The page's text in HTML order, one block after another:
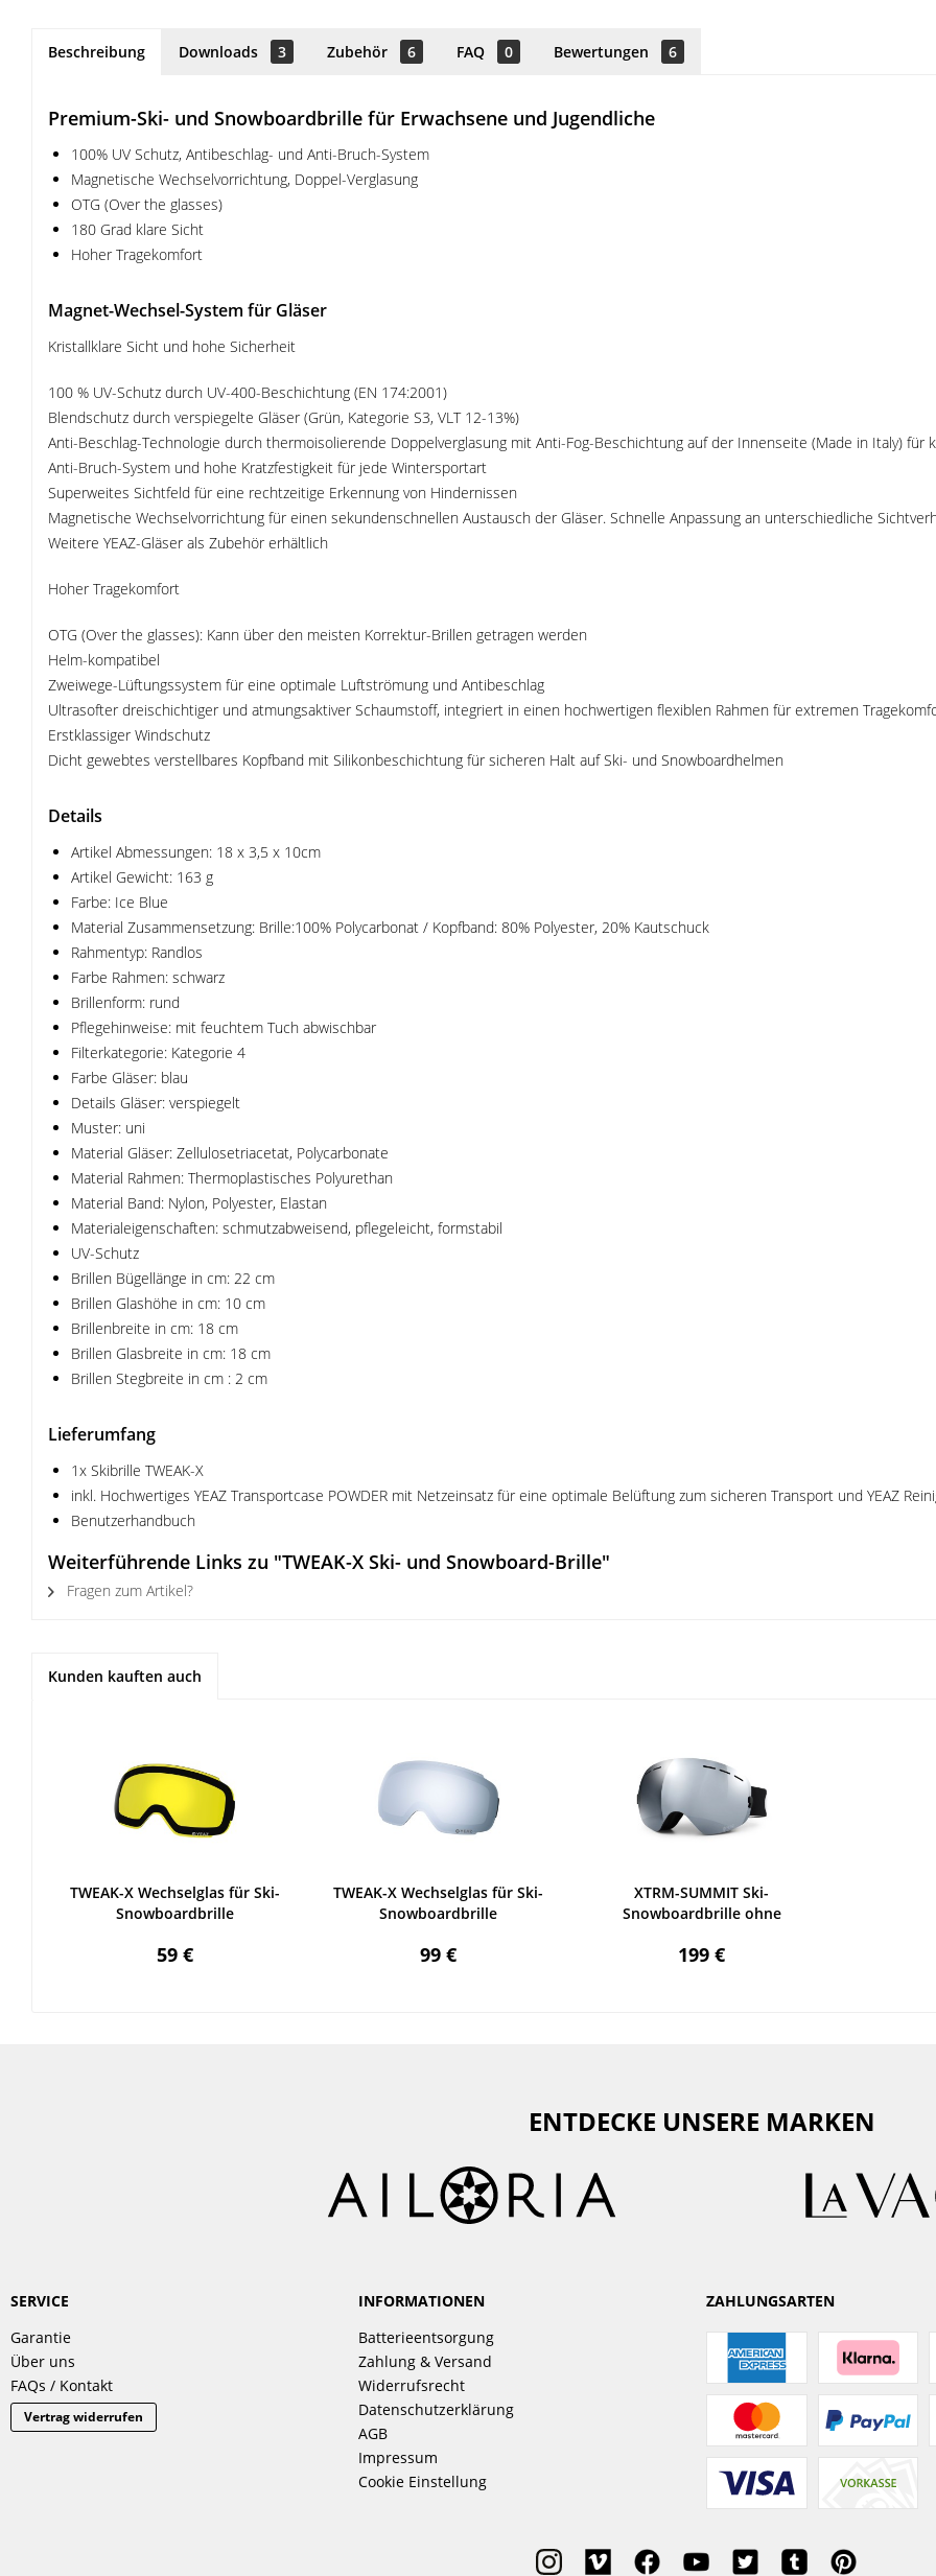
Beschreibung Downloads 3 Zubehör 6 FAQ 0 Bewertungen 6
Premium-Ski- und Snowboardbrille für Erwachsene und Jugendliche
100% UV Schutz, Antibeschlag- und Anti-Bruch-System
Magnetische Wechselvorrichtung, Doppel-Verglasung
OTG (Over the glasses)
180 Grad klare Sicht
Hoher Tragekomfort
Magnet-Wechsel-System für Gläser
Kristallklare Sicht und hohe Sicherheit
100 % UV-Schutz durch UV-400-Beschichtung (EN 174:2001)
Blendschutz durch verspiegelte Gläser (Grün, Kategorie S3, VLT 12-13%)
Anti-Beschlag-Technologie durch thermoisolierende Doppelverglasung mit Anti-Fog-Beschichtung auf der Innenseite (Made in Italy) für
Anti-Bruch-System und hohe Kratzfestigkeit für jede Wintersportart
Superweites Sichtfeld für eine rechtzeitige Erkennung von Hindernissen
Magnetische Wechselvorrichtung für einen sekundenschnellen Austausch der Gläser. Schnelle Anpassung an unterschiedliche
Weitere YEAZ-Gläser als Zubehör erhältlich
Hoher Tragekomfort
OTG (Over the glasses): Kann über den meisten Korrektur-Brillen getragen werden
Helm-kompatibel
Zweiwege-Lüftungssystem für eine optimale Luftströmung und Antibeschlag
Ultrasofter dreischichtiger und atmungsaktiver Schaumstoff, integriert in einen hochwertigen flexiblen Rahmen für extremen
Erstklassiger Windschutz
Dicht gewebtes verstellbares Kopfband mit Silikonbeschichtung für sicheren Halt auf Ski- und Snowboardhelmen
Details
Artikel Abmessungen: 18 x 3,5 x 10cm
Artikel Gewicht: 163 g
Farbe: Ice Blue
Material Zusammensetzung: Brille:100% Polycarbonat / Kopfband: 80% Polyester, 20% Kautschuck
Rahmentyp: Randlos
Farbe Rahmen: schwarz
Brillenform: rund
Pflegehinweise: mit feuchtem Tuch abwischbar
Filterkategorie: Kategorie 4
Farbe Gläser: blau
Details Gläser: verspiegelt
Muster: uni
Material Gläser: Zellulosetriacetat, Polycarbonate
Material Rahmen: Thermoplastisches Polyurethan
Material Band: Nylon, Polyester, Elastan
Materialeigenschaften: schmutzabweisend, pflegeleicht, formstabil
UV-Schutz
Brillen Bügellänge in cm: 22 cm
Brillen Glashöhe in cm: 10 cm
Brillenbreite in cm: 18 cm
Brillen Glasbreite in cm: 18 cm
Brillen Stegbreite in cm : 2 cm
Lieferumfang
1x Skibrille TWEAK-X
inkl. Hochwertiges YEAZ Transportcase POWDER mit Netzeinsatz für eine optimale Belüftung zum sicheren Transport und YEAZ
Benutzerhandbuch
Weiterführende Links zu "TWEAK-X Ski- und Snowboard-Brille"
Fragen zum Artikel?
Kunden kauften auch
TWEAK-X Wechselglas für Ski-
Snowboardbrille
59 €
TWEAK-X Wechselglas für Ski-
Snowboardbrille
99 €
XTRM-SUMMIT Ski-
Snowboardbrille ohne
199 €
ENTDECKE UNSERE MARKEN
SERVICE
Garantie
Über uns
FAQs / Kontakt
Vertrag widerrufen
INFORMATIONEN
Batterieentsorgung
Zahlung & Versand
Widerrufsrecht
Datenschutzerklärung
AGB
Impressum
Cookie Einstellung
ZAHLUNGSARTEN